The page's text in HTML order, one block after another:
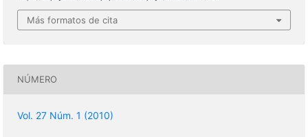
Más formatos de cita
NÚMERO
Vol. 27 Núm. 1 (2010)